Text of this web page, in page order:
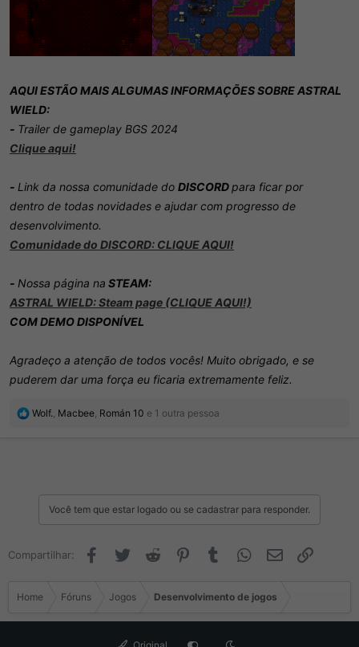
AQUI ESTÃO MAIS ALGUMAS INFORMAÇÕES SOBRE ASTRAL
WIELD:
- Trailer de gameplay BGS 2024
Clique aqui!
- Link da nossa comunidade do DISCORDpara ficar por
dentro de todas novidades e ajudar com progresso de
desenvolvimento.
Comunidade do DISCORD: CLIQUE AQUI!
- Nossa página na STEAM:
ASTRAL WIELD: Steam page (CLIQUE AQUI!)
COM DEMO DISPONÍVEL
Agradeço a atenção de todos vocês! Muito obrigado, e se
puderem dar uma força eu ficaria extremamente feliz.
R
Wolf., Macbee, Román 10 e 1 outra pessoa
Você tem que estar logado ou se cadastrar para responder.
Compartilhar: FacebookTwitter Reddit PinterestTumblr WhatsApp
Email
Home Fóruns Jogos Desenvolvimento de jogos